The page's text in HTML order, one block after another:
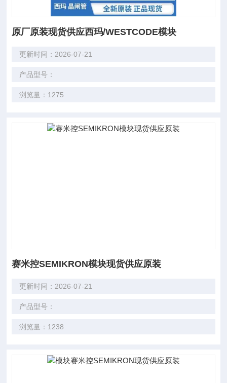
原厂原装现货供应西玛/WESTCODE模块
更新时间：2026-07-21
产品型号：
浏览量：1275
赛米控SEMIKRON模块现货供应原装
更新时间：2026-07-21
产品型号：
浏览量：1238